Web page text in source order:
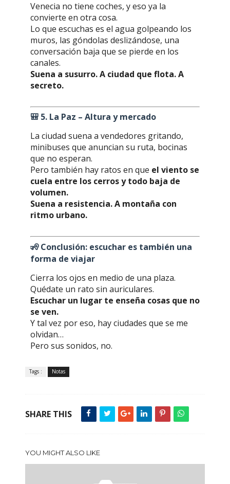
Venecia no tiene coches, y eso ya la
convierte en otra cosa.
Lo que escuchas es el agua golpeando los
muros, las góndolas deslizándose, una
conversación baja que se pierde en los
canales.
Suena a susurro. A ciudad que flota. A
secreto.
🎒 5. La Paz – Altura y mercado
La ciudad suena a vendedores gritando,
minibuses que anuncian su ruta, bocinas
que no esperan.
Pero también hay ratos en que el viento se
cuela entre los cerros y todo baja de
volumen.
Suena a resistencia. A montaña con
ritmo urbano.
🧏Conclusión: escuchar es también una
forma de viajar
Cierra los ojos en medio de una plaza.
Quédate un rato sin auriculares.
Escuchar un lugar te enseña cosas que no
se ven.
Y tal vez por eso, hay ciudades que se me
olvidan…
Pero sus sonidos, no.
Tags : Notas
SHARE THIS
YOU MIGHT ALSO LIKE